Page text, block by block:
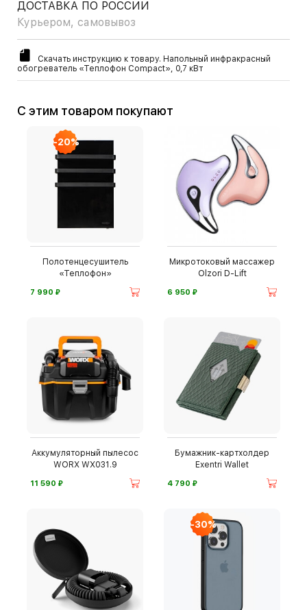
ДОСТАВКА ПО РОССИИ
Курьером, самовывоз
Скачать инструкцию к товару. Напольный инфракрасный
обогреватель «Теплофон Compact», 0,7 кВт
С этим товаром покупают
-20%
Полотенцесушитель
«Теплофон»
7 990 ⃏
Микротоковый массажер
Olzori D-Lift
6 950 ⃏
Аккумуляторный пылесос
WORX WX031.9
11 590 ⃏
Бумажник-картхолдер
Exentri Wallet
4 790 ⃏
-30%